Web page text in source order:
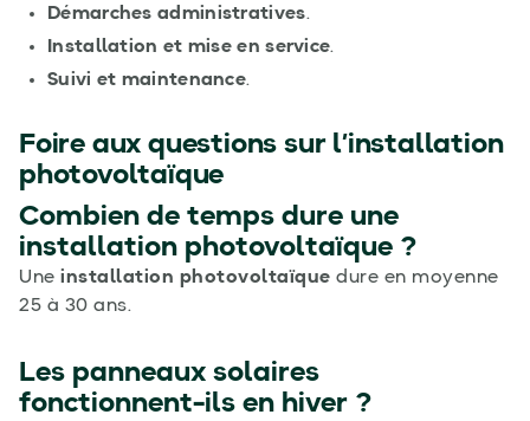
Démarches administratives.
Installation et mise en service.
Suivi et maintenance.
Foire aux questions sur l’installation
photovoltaïque
Combien de temps dure une
installation photovoltaïque ?
Une installation photovoltaïque dure en moyenne
25 à 30 ans.
Les panneaux solaires
fonctionnent-ils en hiver ?